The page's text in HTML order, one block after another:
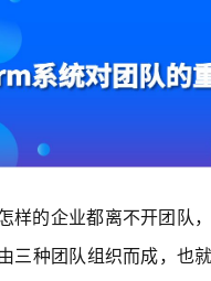
样的企业都离不开团队
三种团队组织而成，也